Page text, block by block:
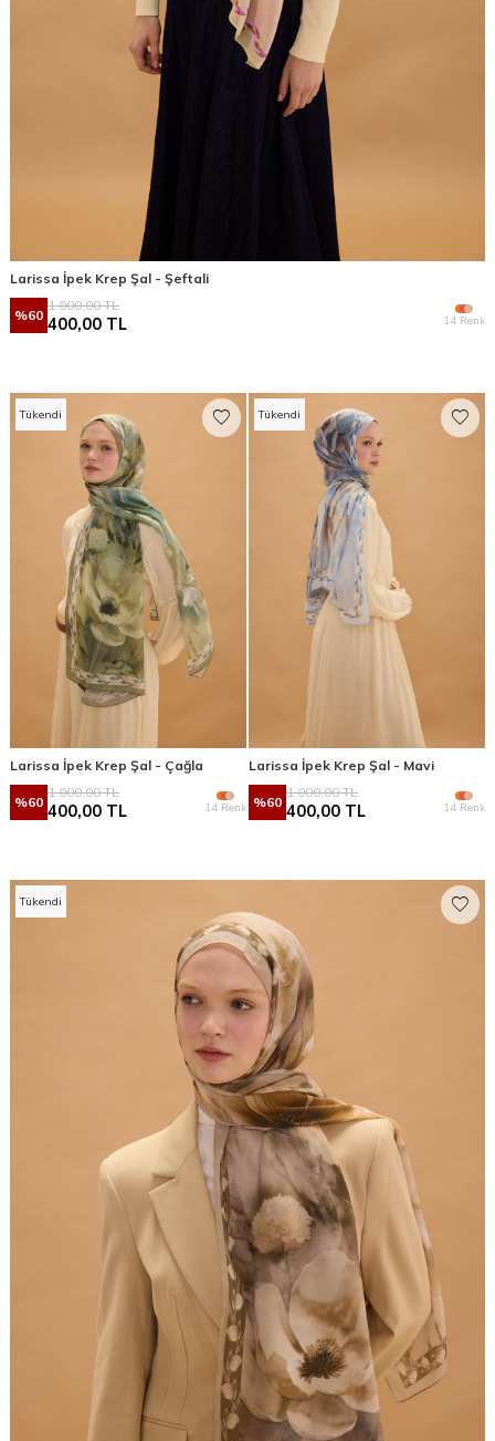
Larissa İpek Krep Şal - Şeftali
%60
1.000,00TL
400,00 TL 14 Renk
Tükendi
Larissa İpek Krep Şal - Çağla
%60
1.000,00TL
400,00 TL 14 Renk
Tükendi
Larissa İpek Krep Şal - Mavi
%60
1.000,00TL
400,00 TL 14 Renk
Tükendi